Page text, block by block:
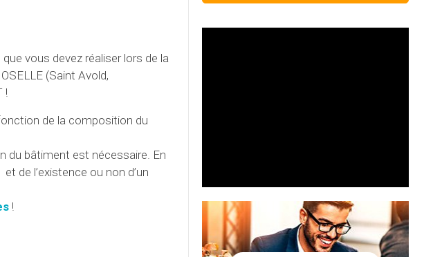
vous devez réaliser lors de la
(Saint Avold,
!
de la composition du
du bâtiment est nécessaire. En
de l’existence ou non d’un
!